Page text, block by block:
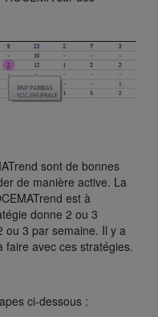
sont de bonnes
de manière active. La
est à
donne 2 ou 3
ou 3 par semaine. Il y a
faire avec ces stratégies.
ci-dessous :